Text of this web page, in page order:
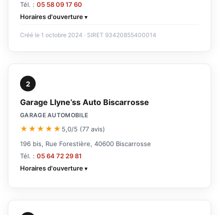
Tél. : 05 58 09 17 60
Horaires d'ouverture
Créé le 1 octobre 2024 · SIRET 93420855400014
2
Garage Llyne’ss Auto Biscarrosse
GARAGE AUTOMOBILE
★★★★★ 5,0/5 (77 avis)
196 bis, Rue Forestière, 40600 Biscarrosse
Tél. : 05 64 72 29 81
Horaires d'ouverture